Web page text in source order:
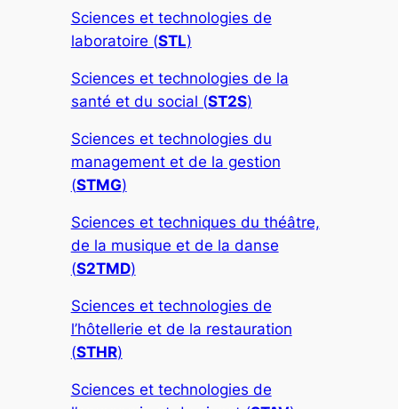
Sciences et technologies de
laboratoire (STL)
Sciences et technologies de la
santé et du social (ST2S)
Sciences et technologies du
management et de la gestion
(STMG)
Sciences et techniques du théâtre,
de la musique et de la danse
(S2TMD)
Sciences et technologies de
l’hôtellerie et de la restauration
(STHR)
Sciences et technologies de